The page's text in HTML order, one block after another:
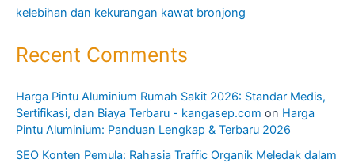
kelebihan dan kekurangan kawat bronjong
Recent Comments
Harga Pintu Aluminium Rumah Sakit 2026: Standar Medis,
Sertifikasi, dan Biaya Terbaru - kangasep.com on Harga
Pintu Aluminium: Panduan Lengkap & Terbaru 2026
SEO Konten Pemula: Rahasia Traffic Organik Meledak dalam